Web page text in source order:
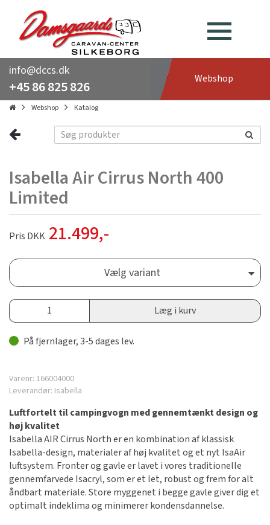
info@dccs.dk
+45 86 825 826 Webshop
Webshop Katalog
Isabella Air Cirrus North 400
Limited
Pris DKK 21.499,-
Vælg variant
Læg i kurv
På fjernlager, 3-5 dages lev.
Varenr: 166004000
Leverandør: Isabella
Luftfortelt til campingvogn med gennemtænkt design og
høj kvalitet
Isabella AIR Cirrus North er en kombination af klassisk
Isabella-design, materialer af høj kvalitet og et nyt IsaAir
luftsystem. Fronter og gavle er lavet i vores traditionelle
gennemfarvede Isacryl, som er et let, robust og frem for alt
åndbart materiale. Store myggenet i begge gavle giver dig et
optimalt indeklima og minimerer kondensdannelse.